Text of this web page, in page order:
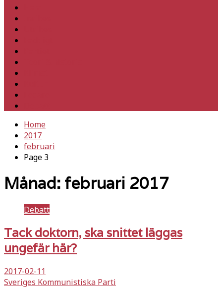
Home
2017
februari
Page 3
Månad: februari 2017
Debatt
Tack doktorn, ska snittet läggas
ungefär här?
2017-02-11
Sveriges Kommunistiska Parti